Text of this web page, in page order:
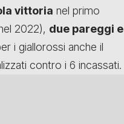
vittoria nel primo
2022), due pareggi e
i giallorossi anche il
contro i 6 incassati.